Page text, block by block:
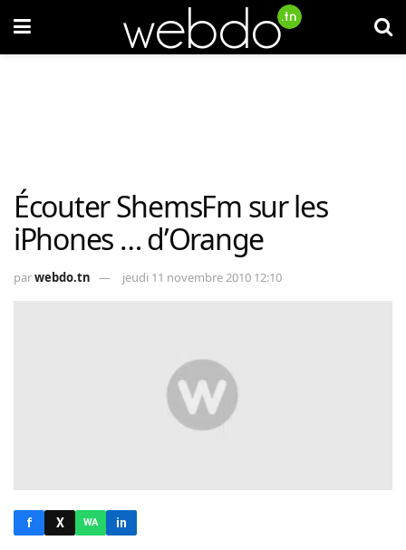
Écouter ShemsFm sur les
iPhones … d’Orange
parwebdo.tn jeudi 11 novembre 2010 12:10
f X WA in